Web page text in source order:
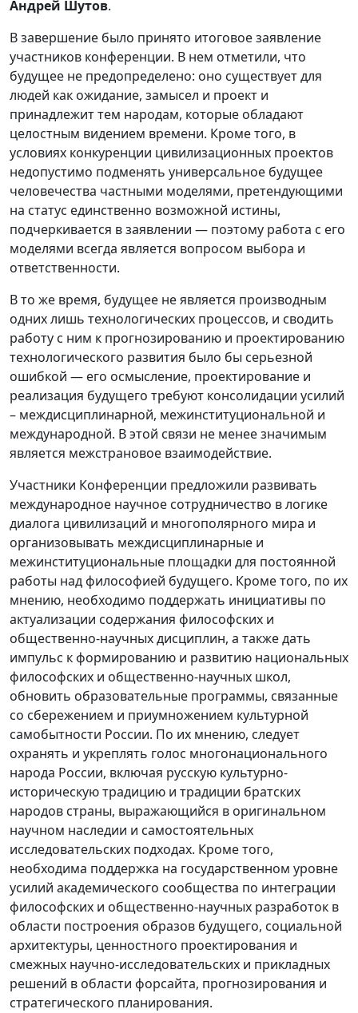
Андрей Шутов.
В завершение было принято итоговое заявление
участников конференции. В нем отметили, что
будущее не предопределено: оно существует для
людей как ожидание, замысел и проект и
принадлежит тем народам, которые обладают
целостным видением времени. Кроме того, в
условиях конкуренции цивилизационных проектов
недопустимо подменять универсальное будущее
человечества частными моделями, претендующими
на статус единственно возможной истины,
подчеркивается в заявлении — поэтому работа с его
моделями всегда является вопросом выбора и
ответственности.
В то же время, будущее не является производным
одних лишь технологических процессов, и сводить
работу с ним к прогнозированию и проектированию
технологического развития было бы серьезной
ошибкой — его осмысление, проектирование и
реализация будущего требуют консолидации усилий
– междисциплинарной, межинституциональной и
международной. В этой связи не менее значимым
является межстрановое взаимодействие.
Участники Конференции предложили развивать
международное научное сотрудничество в логике
диалога цивилизаций и многополярного мира и
организовывать междисциплинарные и
межинституциональные площадки для постоянной
работы над философией будущего. Кроме того, по их
мнению, необходимо поддержать инициативы по
актуализации содержания философских и
общественно-научных дисциплин, а также дать
импульс к формированию и развитию национальных
философских и общественно-научных школ,
обновить образовательные программы, связанные
со сбережением и приумножением культурной
самобытности России. По их мнению, следует
охранять и укреплять голос многонационального
народа России, включая русскую культурно-
историческую традицию и традиции братских
народов страны, выражающийся в оригинальном
научном наследии и самостоятельных
исследовательских подходах. Кроме того,
необходима поддержка на государственном уровне
усилий академического сообщества по интеграции
философских и общественно-научных разработок в
области построения образов будущего, социальной
архитектуры, ценностного проектирования и
смежных научно-исследовательских и прикладных
решений в области форсайта, прогнозирования и
стратегического планирования.